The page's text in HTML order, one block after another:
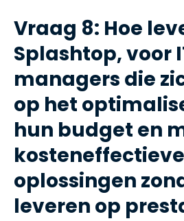
Vraag 8: Hoe
Splashtop, voor
managers die
op het
hun budget en
kosteneffectieve
oplossingen
leveren op